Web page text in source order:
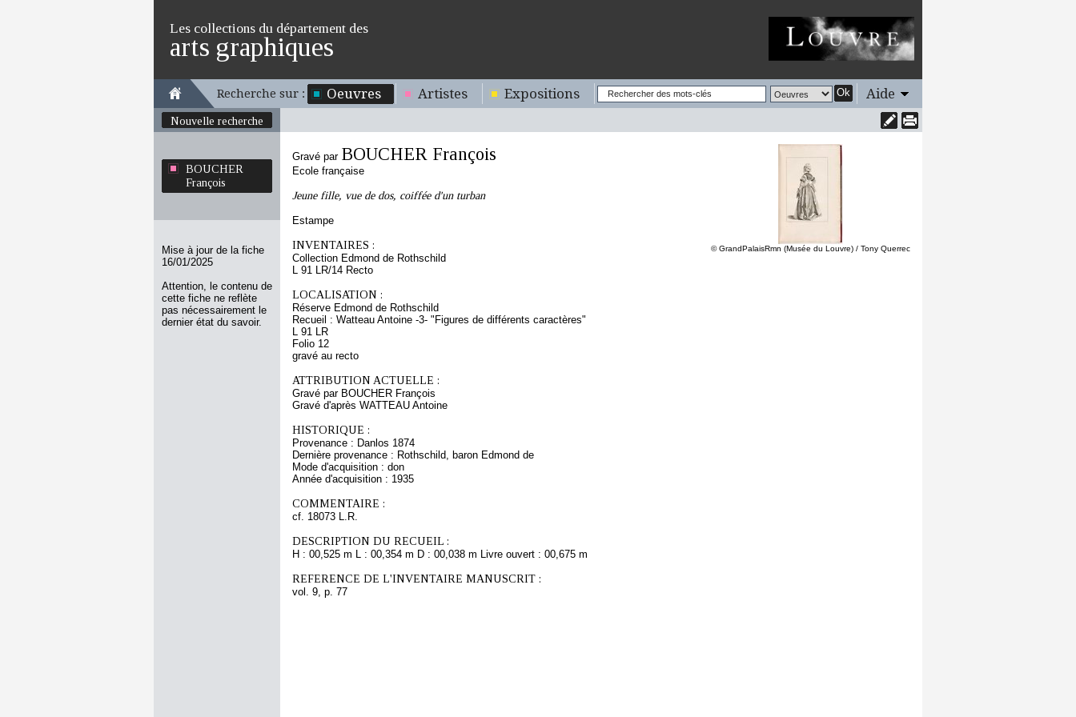
Les collections du département des
arts graphiques
Recherche sur : Oeuvres Artistes Expositions Ok Aide
Nouvelle recherche
BOUCHER
François
Mise à jour de la fiche
16/01/2025
Attention, le contenu de
cette fiche ne reflète
pas nécessairement le
dernier état du savoir.
© GrandPalaisRmn (Musée du Louvre) / Tony Querrec
Gravé par BOUCHER François
Ecole française
Jeune fille, vue de dos, coiffée d'un turban
Estampe
INVENTAIRES :
Collection Edmond de Rothschild
L 91 LR/14 Recto
LOCALISATION :
Réserve Edmond de Rothschild
Recueil : Watteau Antoine -3- "Figures de différents caractères"
L 91 LR
Folio 12
gravé au recto
ATTRIBUTION ACTUELLE :
Gravé par BOUCHER François
Gravé d'après WATTEAU Antoine
HISTORIQUE :
Provenance : Danlos 1874
Dernière provenance : Rothschild, baron Edmond de
Mode d'acquisition : don
Année d'acquisition : 1935
COMMENTAIRE :
cf. 18073 L.R.
DESCRIPTION DU RECUEIL :
H : 00,525 m L : 00,354 m D : 00,038 m Livre ouvert : 00,675 m
REFERENCE DE L'INVENTAIRE MANUSCRIT :
vol. 9, p. 77